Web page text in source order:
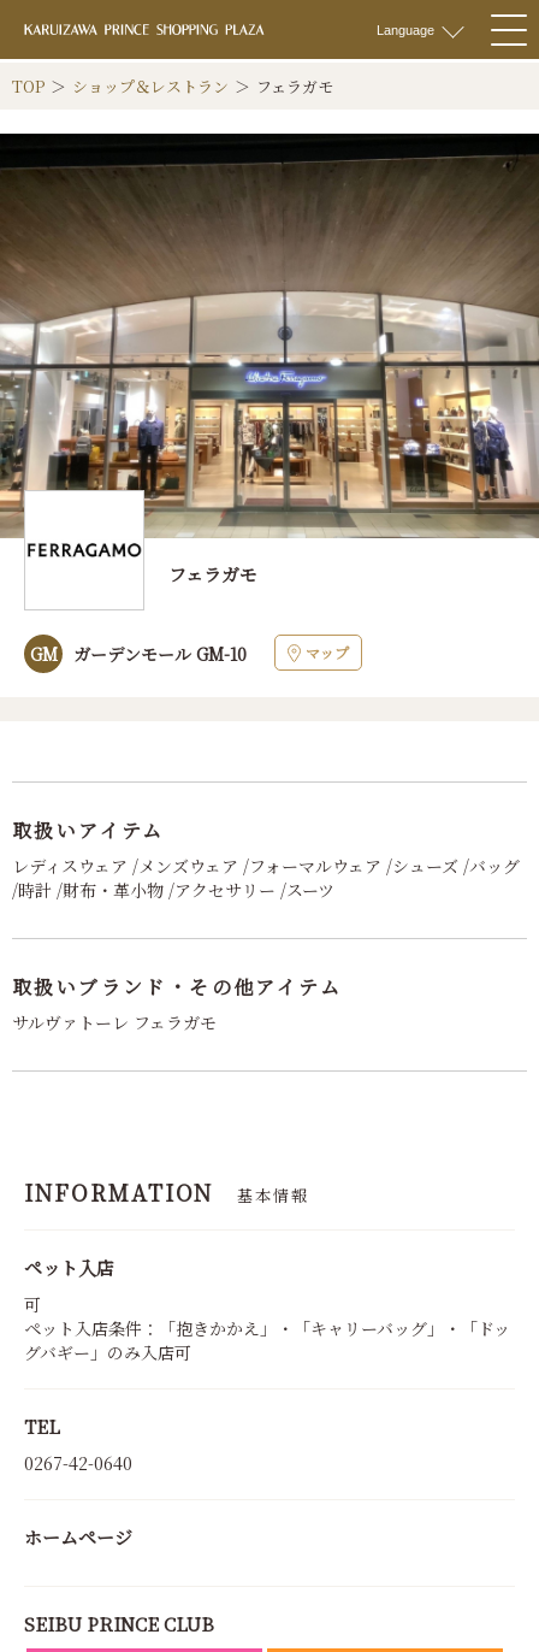
軽井沢 プリンス
Language
TOP ショップ＆レストラン フェラガモ
フェラガモ
GM ガーデンモール GM-10 マップ
取扱いアイテム
レディスウェア /メンズウェア /フォーマルウェア /シューズ /バッグ
/時計 /財布・革小物 /アクセサリー /スーツ
取扱いブランド・その他アイテム
サルヴァトーレ フェラガモ
INFORMATION 基本情報
ペット入店
可
ペット入店条件：「抱きかかえ」・「キャリーバッグ」・「ドッ
グバギー」のみ入店可
TEL
0267-42-0640
ホームページ
SEIBU PRINCE CLUB